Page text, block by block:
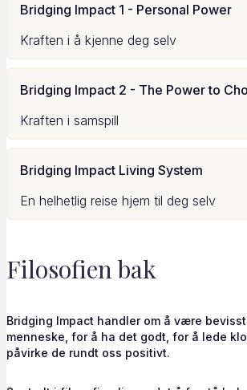
Bridging Impact 1 - Personal Power
Kraften i å kjenne deg selv
Bridging Impact 2 - The Power to
Kraften i samspill
Bridging Impact Living System
En helhetlig reise hjem til deg selv
Filosofien bak
Bridging Impact handler om å være
menneske, for å ha det godt, for å lede
påvirke de rundt oss positivt.